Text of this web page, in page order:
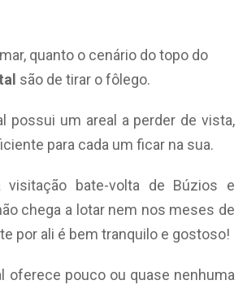
quanto o cenário do topo do
são de tirar o fôlego.
possui um areal a perder de vista,
para cada um ficar na sua.
visitação bate-volta de Búzios e
chega a lotar nem nos meses de
por ali é bem tranquilo e gostoso!
oferece pouco ou quase nenhuma